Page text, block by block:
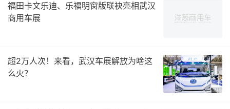
福田卡文乐迪、乐福明窗版联袂亮相武汉
商用车展
超2万人次！来看，武汉车展解放为啥这
么火？